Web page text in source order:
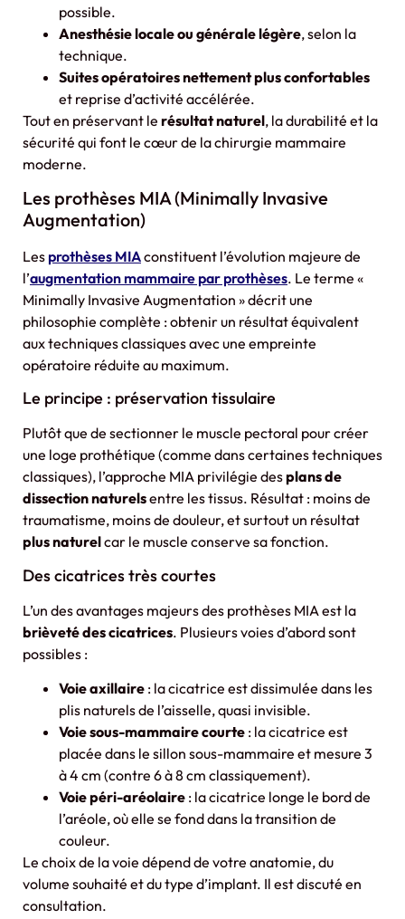
possible.
Anesthésie locale ou générale légère, selon la
technique.
Suites opératoires nettement plus confortables
et reprise d’activité accélérée.
Tout en préservant le résultat naturel, la durabilité et la
sécurité qui font le cœur de la chirurgie mammaire
moderne.
Les prothèses MIA (Minimally Invasive
Augmentation)
Les prothèses MIAconstituent l’évolution majeure de
l’augmentation mammaire par prothèses. Le terme «
Minimally Invasive Augmentation » décrit une
philosophie complète : obtenir un résultat équivalent
aux techniques classiques avec une empreinte
opératoire réduite au maximum.
Le principe : préservation tissulaire
Plutôt que de sectionner le muscle pectoral pour créer
une loge prothétique (comme dans certaines techniques
classiques), l’approche MIA privilégie desplans de
dissection naturelsentre les tissus. Résultat : moins de
traumatisme, moins de douleur, et surtout un résultat
plus naturelcar le muscle conserve sa fonction.
Des cicatrices très courtes
L’un des avantages majeurs des prothèses MIA est la
brièveté des cicatrices. Plusieurs voies d’abord sont
possibles :
Voie axillaire : la cicatrice est dissimulée dans les
plis naturels de l’aisselle, quasi invisible.
Voie sous-mammaire courte : la cicatrice est
placée dans le sillon sous-mammaire et mesure 3
à 4 cm (contre 6 à 8 cm classiquement).
Voie péri-aréolaire : la cicatrice longe le bord de
l’aréole, où elle se fond dans la transition de
couleur.
Le choix de la voie dépend de votre anatomie, du
volume souhaité et du type d’implant. Il est discuté en
consultation.